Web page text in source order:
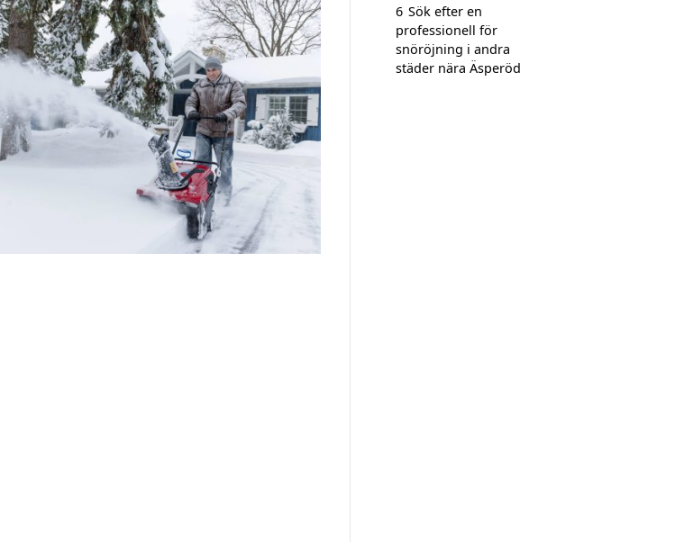
6 Sök efter en
professionell för
snöröjning i andra
städer nära Äsperöd